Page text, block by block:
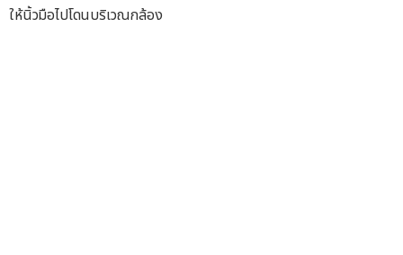
ให้นิ้วมือไปโดนบริเวณกล้อง